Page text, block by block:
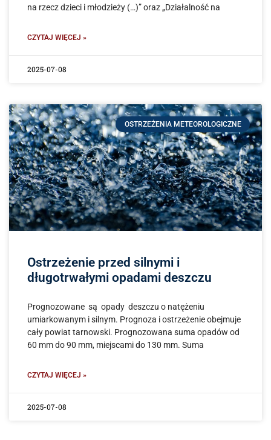
na rzecz dzieci i młodzieży (…)” oraz „Działalność na
CZYTAJ WIĘCEJ »
2025-07-08
OSTRZEŻENIA METEOROLOGICZNE
Ostrzeżenie przed silnymi i
długotrwałymi opadami deszczu
Prognozowane są opady deszczu o natężeniu
umiarkowanym i silnym. Prognoza i ostrzeżenie obejmuje
cały powiat tarnowski. Prognozowana suma opadów od
60 mm do 90 mm, miejscami do 130 mm. Suma
CZYTAJ WIĘCEJ »
2025-07-08